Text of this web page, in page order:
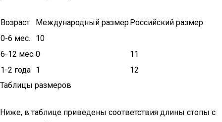
Возраст Международный размерРоссийский размер
0-6 мес.
10
6-12 мес.0
11
1-2 года 1
12
Таблицы размеров
Ниже, в таблице приведены соответствия длины стопы с